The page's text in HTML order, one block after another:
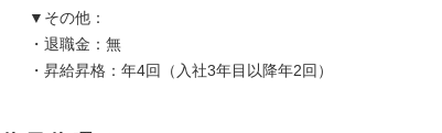
▼その他：
・退職金：無
・昇給昇格：年4回（入社3年目以降年2回）